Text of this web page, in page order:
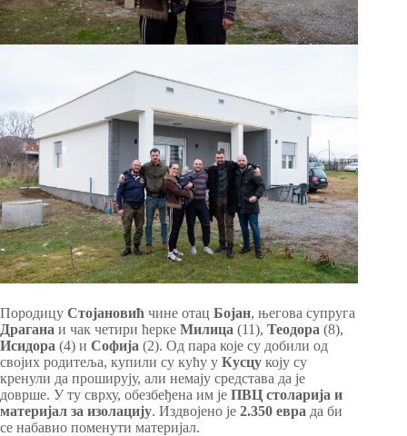
Породицу Стојановић чине отац Бојан, његова супруга
Драгана и чак четири ћерке Милица (11), Теодора (8),
Исидора (4) и Софија (2). Од пара које су добили од
својих родитеља, купили су кућу у Кусцу коју су
кренули да проширују, али немају средстава да је
доврше. У ту сврху, обезбеђена им је ПВЦ столарија и
материјал за изолацију. Издвојено је 2.350 евра да би
се набавио поменути материјал.